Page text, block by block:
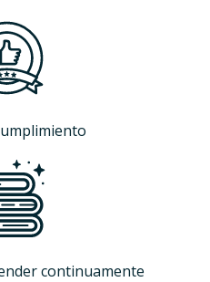
continuamente